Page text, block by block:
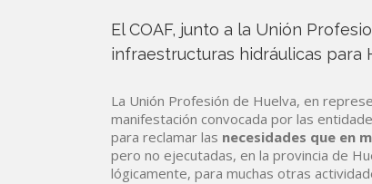
El COAF, junto a la Unión
infraestructuras hidráulicas para
La Unión Profesión de Huelva, en
manifestación convocada por las
para reclamar las necesidades que en
pero no ejecutadas, en la provincia de
lógicamente, para muchas otras